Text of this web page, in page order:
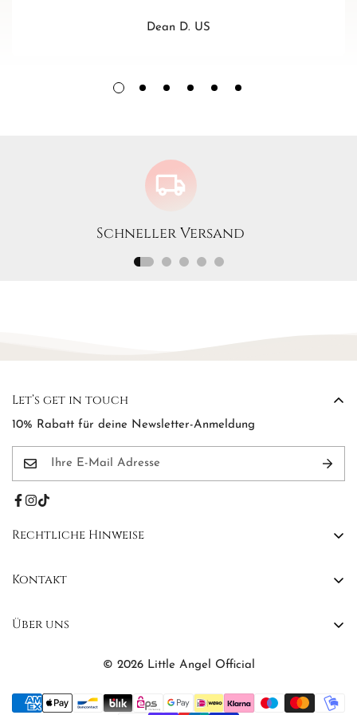
Glatte, hochglanzpolierte Oberfläche
Minimalistische Outfits mit einem weißen Hemd oder Anzug
Dean D. US
Schneller Versand
Let’s get in touch
10% Rabatt für deine Newsletter-Anmeldung
Rechtliche Hinweise
Impressum
Kontakt
Über uns
Profil
© 2026 Little Angel Official